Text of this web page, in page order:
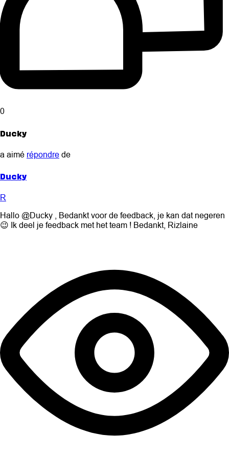
0
Ducky
a aimé répondre de
Ducky
R
Hallo @Ducky , Bedankt voor de feedback, je kan dat negeren
😉 Ik deel je feedback met het team ! Bedankt, Rizlaine